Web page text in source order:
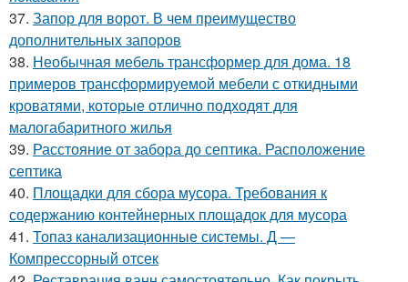
37. Запор для ворот. В чем преимущество
дополнительных запоров
38. Необычная мебель трансформер для дома. 18
примеров трансформируемой мебели с откидными
кроватями, которые отлично подходят для
малогабаритного жилья
39. Расстояние от забора до септика. Расположение
септика
40. Площадки для сбора мусора. Требования к
содержанию контейнерных площадок для мусора
41. Топаз канализационные системы. Д —
Компрессорный отсек